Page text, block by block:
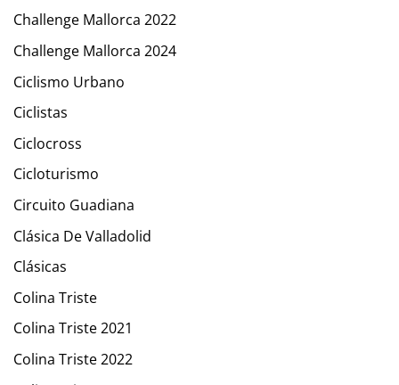
Challenge Mallorca 2022
Challenge Mallorca 2024
Ciclismo Urbano
Ciclistas
Ciclocross
Cicloturismo
Circuito Guadiana
Clásica De Valladolid
Clásicas
Colina Triste
Colina Triste 2021
Colina Triste 2022